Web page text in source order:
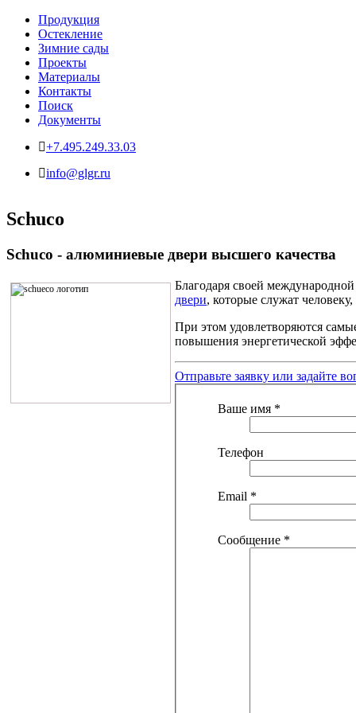
Продукция
Остекление
Зимние сады
Проекты
Материалы
Контакты
Поиск
Документы
+7.495.249.33.03
info@glgr.ru
Schuco
Schuco - алюминиевые двери высшего качества
Благодаря своей
двери, которые служат
При этом удовлетворяются
повышения энергетической
Отправьте заявку или задайте
Ваше имя *
Телефон
Email *
Сообщение *